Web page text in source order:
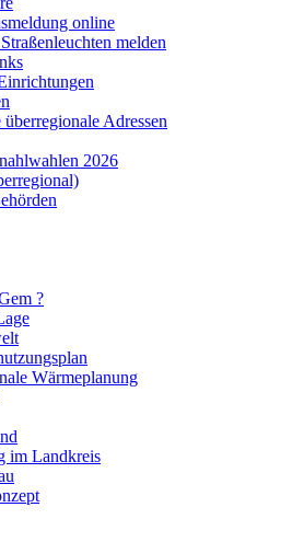
online
melden
überregionale Adressen
2026
?
Wärmeplanung
im Landkreis